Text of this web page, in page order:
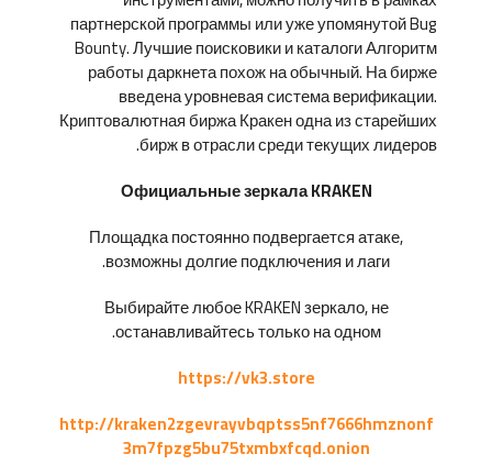
партнерской программы или уже упомянутой Bug
Bounty. Лучшие поисковики и каталоги Алгоритм
работы даркнета похож на обычный. На бирже
введена уровневая система верификации.
Криптовалютная биржа Кракен одна из старейших
бирж в отрасли среди текущих лидеров.
Официальные зеркала KRAKEN
Площадка постоянно подвергается атаке,
возможны долгие подключения и лаги.
Выбирайте любое KRAKEN зеркало, не
останавливайтесь только на одном.
https://vk3.store
http://kraken2zgevrayvbqptss5nf7666hmznonf
3m7fpzg5bu75txmbxfcqd.onion